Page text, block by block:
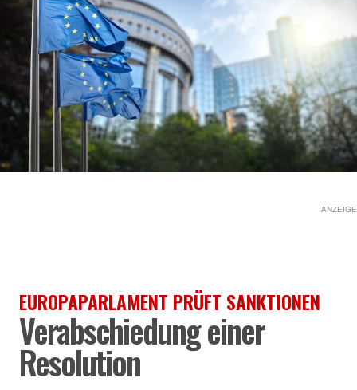
ANZEIGE
EUROPAPARLAMENT PRÜFT SANKTIONEN
Verabschiedung einer
Resolution